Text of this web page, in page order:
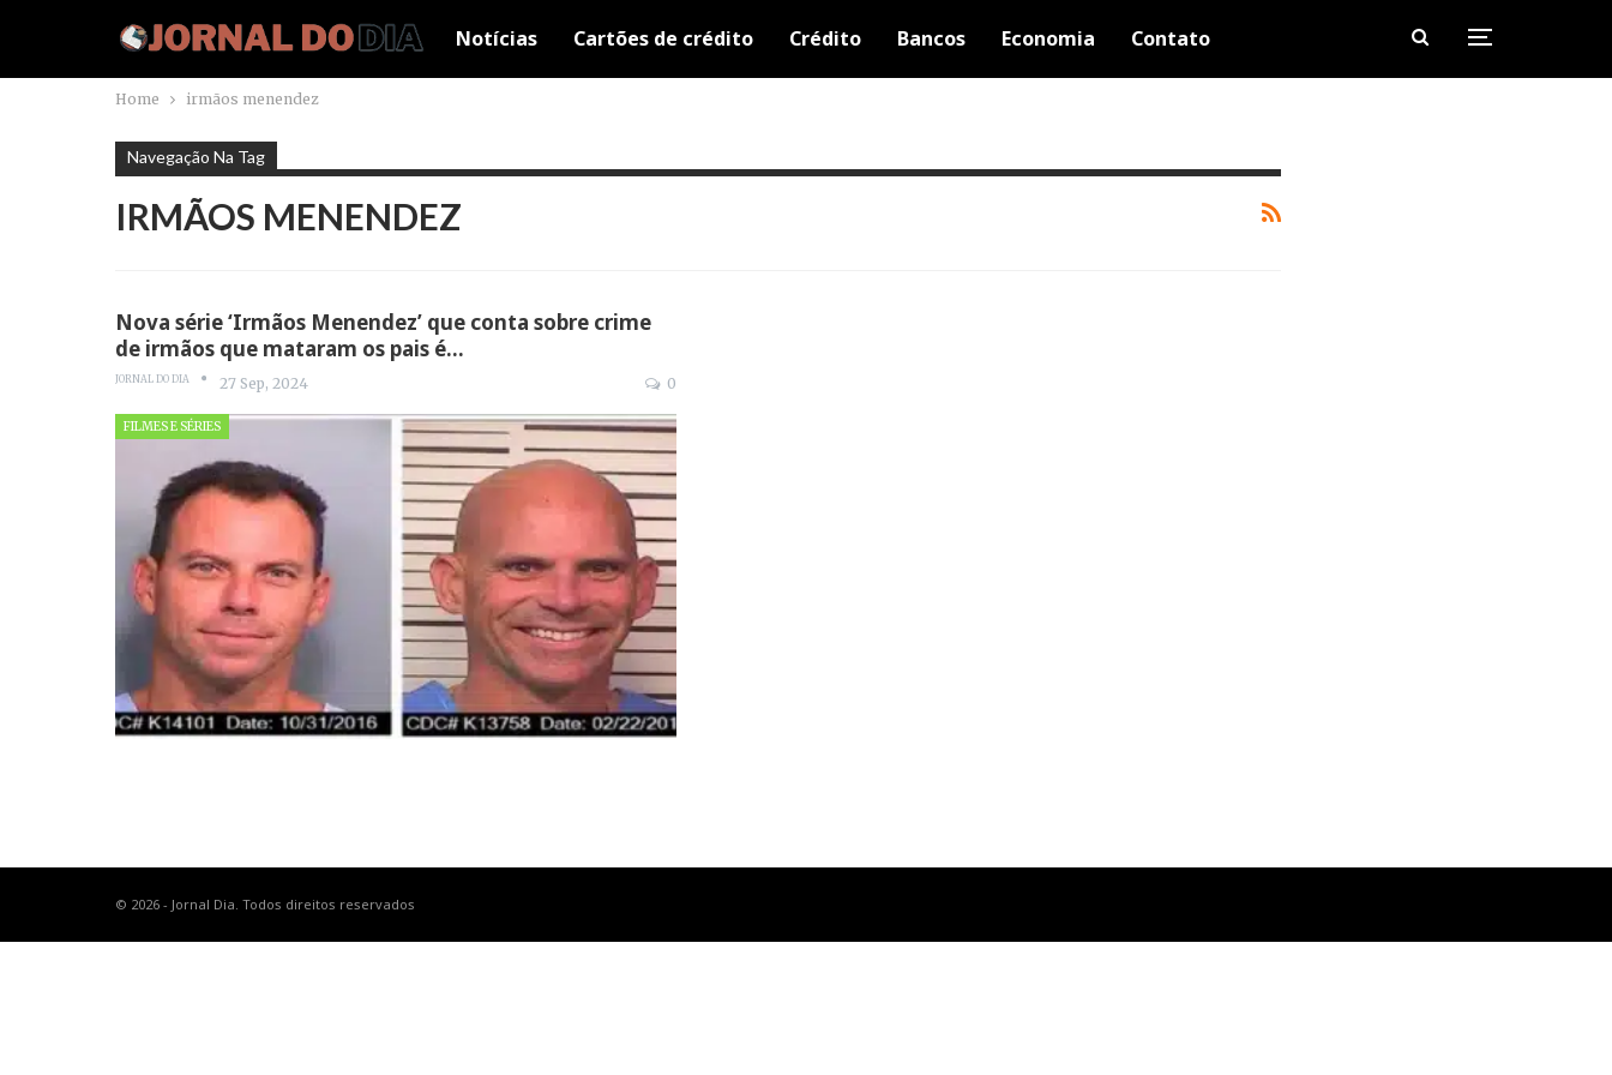
Notícias Cartões de crédito Crédito Bancos Economia Contato
Home irmãos menendez
Navegação Na Tag
IRMÃOS MENENDEZ
Nova série ‘Irmãos Menendez’ que conta sobre crime
de irmãos que mataram os pais é…
JORNAL DO DIA 27 Sep, 2024 0
FILMES E SÉRIES
© 2026 - Jornal Dia. Todos direitos reservados